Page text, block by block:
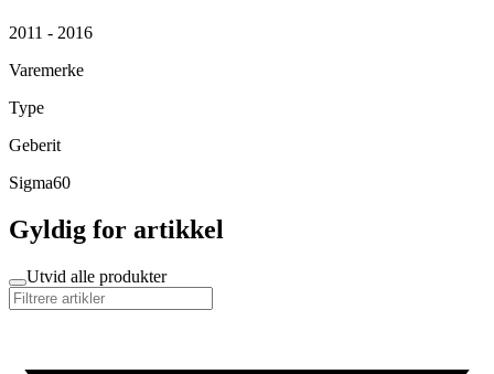
2011 - 2016
Varemerke
Type
Geberit
Sigma60
Gyldig for artikkel
Utvid alle produkter